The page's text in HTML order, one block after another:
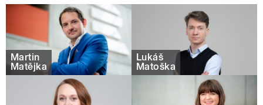
Martin
Matějka
Lukáš
Matoška